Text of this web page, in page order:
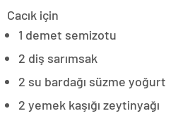
Cacık için
1 demet semizotu
2 diş sarımsak
2 su bardağı süzme yoğurt
2 yemek kaşığı zeytinyağı